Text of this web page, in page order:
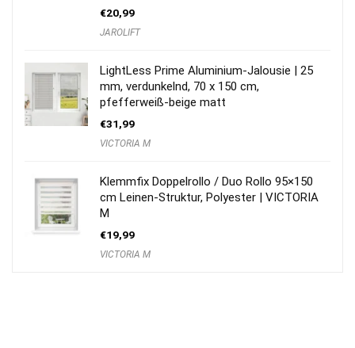
€20,99
JAROLIFT
LightLess Prime Aluminium-Jalousie | 25
mm, verdunkelnd, 70 x 150 cm,
pfefferweiß-beige matt
€31,99
VICTORIA M
Klemmfix Doppelrollo / Duo Rollo 95×150
cm Leinen-Struktur, Polyester | VICTORIA
M
€19,99
VICTORIA M